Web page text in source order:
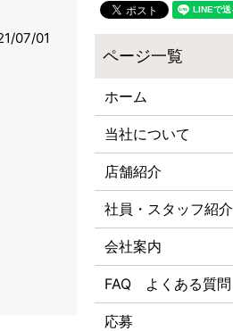
07/01
ホーム
当社について
店舗紹介
社員・スタッフ紹介
会社案内
FAQ よくある質問
応募